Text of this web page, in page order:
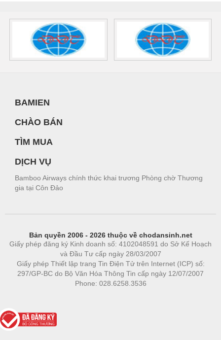
BAMIEN
CHÀO BÁN
TÌM MUA
DỊCH VỤ
Bamboo Airways chính thức khai trương Phòng chờ Thương
gia tại Côn Đảo
Bản quyền 2006 - 2026 thuộc về chodansinh.net
Giấy phép đăng ký Kinh doanh số: 4102048591 do Sở Kế Hoạch
và Đầu Tư cấp ngày 28/03/2007
Giấy phép Thiết lập trang Tin Điện Tử trên Internet (ICP) số:
297/GP-BC do Bộ Văn Hóa Thông Tin cấp ngày 12/07/2007
Phone: 028.6258.3536